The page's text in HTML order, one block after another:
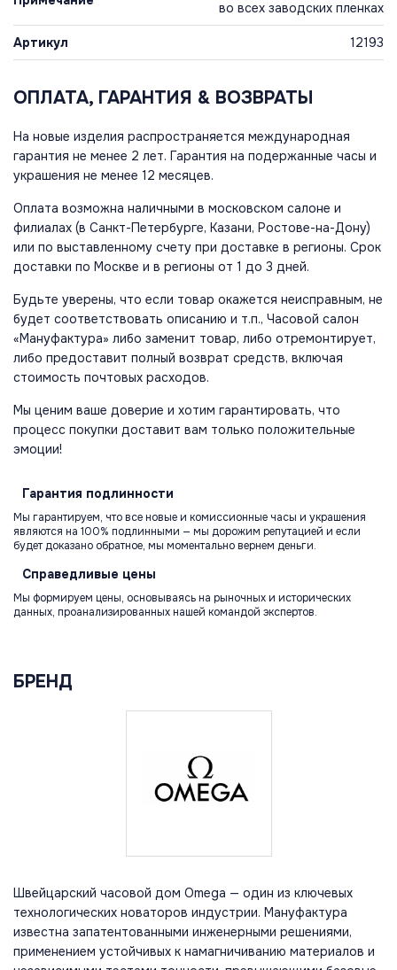
во всех заводских пленках
Артикул 12193
ОПЛАТА, ГАРАНТИЯ & ВОЗВРАТЫ
На новые изделия распространяется международная
гарантия не менее 2 лет. Гарантия на подержанные часы и
украшения не менее 12 месяцев.
Оплата возможна наличными в московском салоне и
филиалах (в Санкт-Петербурге, Казани, Ростове-на-Дону)
или по выставленному счету при доставке в регионы. Срок
доставки по Москве и в регионы от 1 до 3 дней.
Будьте уверены, что если товар окажется неисправным, не
будет соответствовать описанию и т.п., Часовой салон
«Мануфактура» либо заменит товар, либо отремонтирует,
либо предоставит полный возврат средств, включая
стоимость почтовых расходов.
Мы ценим ваше доверие и хотим гарантировать, что
процесс покупки доставит вам только положительные
эмоции!
Гарантия подлинности
Мы гарантируем, что все новые и комиссионные часы и украшения
являются на 100% подлинными — мы дорожим репутацией и если
будет доказано обратное, мы моментально вернем деньги.
Справедливые цены
Мы формируем цены, основываясь на рыночных и исторических
данных, проанализированных нашей командой экспертов.
БРЕНД
Швейцарский часовой дом Omega — один из ключевых
технологических новаторов индустрии. Мануфактура
известна запатентованными инженерными решениями,
применением устойчивых к намагничиванию материалов и